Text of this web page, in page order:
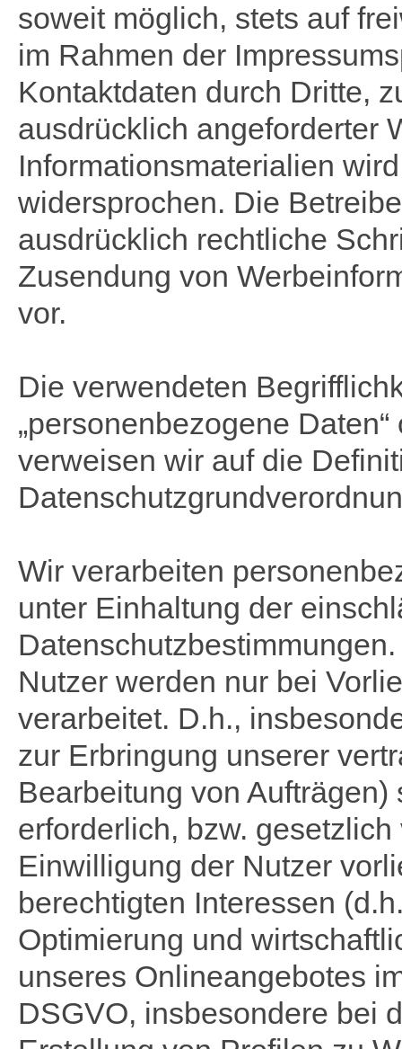
soweit möglich, stets auf
im Rahmen der
Kontaktdaten durch Dritte,
ausdrücklich angeforderter
Informationsmaterialien
widersprochen. Die
ausdrücklich rechtliche
Zusendung von
vor.
Die verwendeten
„personenbezogene
verweisen wir auf die
Wir verarbeiten
unter Einhaltung der
Nutzer werden nur bei
verarbeitet. D.h.,
zur Erbringung unserer
Bearbeitung von
erforderlich, bzw.
Einwilligung der Nutzer
berechtigten Interessen
Optimierung und
unseres Onlineangebotes
DSGVO, insbesondere bei